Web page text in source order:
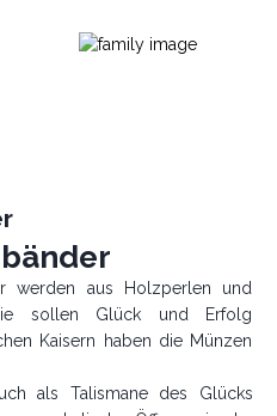
werden aus Holzperlen und
sollen Glück und Erfolg
Kaisern haben die Münzen
als Talismane des Glücks